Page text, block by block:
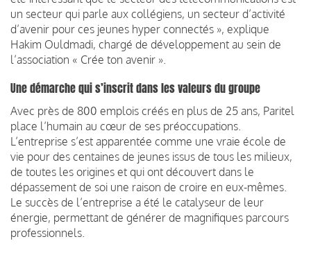
un secteur qui parle aux collégiens, un secteur d’activité
d’avenir pour ces jeunes hyper connectés », explique
Hakim Ouldmadi, chargé de développement au sein de
l’association « Crée ton avenir ».
Une démarche qui s’inscrit dans les valeurs du groupe
Avec près de 800 emplois créés en plus de 25 ans, Paritel
place l’humain au cœur de ses préoccupations.
L’entreprise s’est apparentée comme une vraie école de
vie pour des centaines de jeunes issus de tous les milieux,
de toutes les origines et qui ont découvert dans le
dépassement de soi une raison de croire en eux-mêmes.
Le succès de l’entreprise a été le catalyseur de leur
énergie, permettant de générer de magnifiques parcours
professionnels.